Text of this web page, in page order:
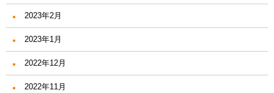
2023年2月
2023年1月
2022年12月
2022年11月